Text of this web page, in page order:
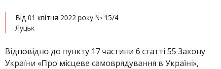
Від 01 квітня 2022 року № 15/4
Луцьк
Відповідно до пункту 17 частини 6 статті 55 Закону
України «Про місцеве самоврядування в Україні»,